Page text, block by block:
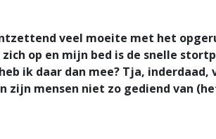
veel moeite met het
op en mijn bed is de snelle
ik daar dan mee? Tja, inderdaad,
zijn mensen niet zo gediend van